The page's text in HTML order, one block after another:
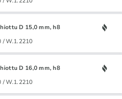
D 15,0 mm, h8
/ W.1.2210
D 16,0 mm, h8
/ W.1.2210